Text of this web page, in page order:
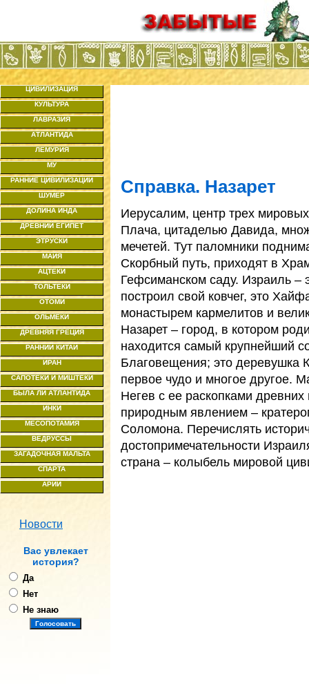
ЦИВИЛИЗАЦИЯ
КУЛЬТУРА
ЛАВРАЗИЯ
АТЛАНТИДА
ЛЕМУРИЯ
МУ
РАННИЕ ЦИВИЛИЗАЦИИ
ШУМЕР
ДОЛИНА ИНДА
ДРЕВНИЙ ЕГИПЕТ
ЭТРУСКИ
МАЙЯ
АЦТЕКИ
ТОЛЬТЕКИ
ОТОМИ
ОЛЬМЕКИ
ДРЕВНЯЯ ГРЕЦИЯ
РАННИЙ КИТАЙ
ИРАН
САПОТЕКИ И МИШТЕКИ
БЫЛА ЛИ АТЛАНТИДА
ИНКИ
МЕСОПОТАМИЯ
ВЕДРУССЫ
ЗАГАДОЧНАЯ МАЛЬТА
СПАРТА
АРИИ
Новости
Ваc увлекает
история?
Да
Нет
Не знаю
Справка. Назарет
Иерусалим, центр трех
Плача, цитаделью Давида,
мечетей. Тут паломники
Скорбный путь, приходят в
Гефсиманском саду. Израиль
построил свой ковчег, это
монастырем кармелитов и
Назарет – город, в котором
находится самый крупнейший
Благовещения; это деревушка
первое чудо и многое другое.
Негев с ее раскопками
природным явлением –
Соломона. Перечислять
достопримечательности
страна – колыбель мировой